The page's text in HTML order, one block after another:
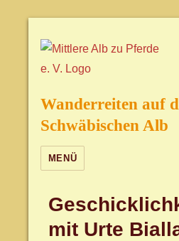
Wanderreiten auf
Schwäbischen Alb
MENÜ
mit Urte